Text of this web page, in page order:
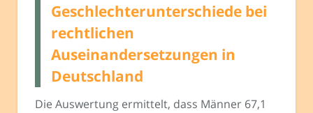
Geschlechterunterschiede bei
rechtlichen
Auseinandersetzungen in
Deutschland
Die Auswertung ermittelt, dass Männer 67,1